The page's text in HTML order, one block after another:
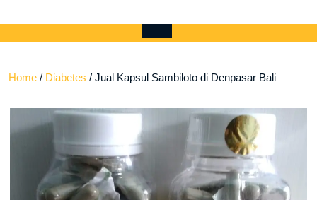
Account
cart
Open
Home / Diabetes / Jual Kapsul Sambiloto di Denpasar Bali